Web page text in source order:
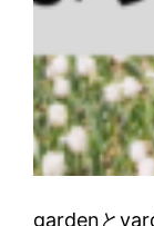
gardenと